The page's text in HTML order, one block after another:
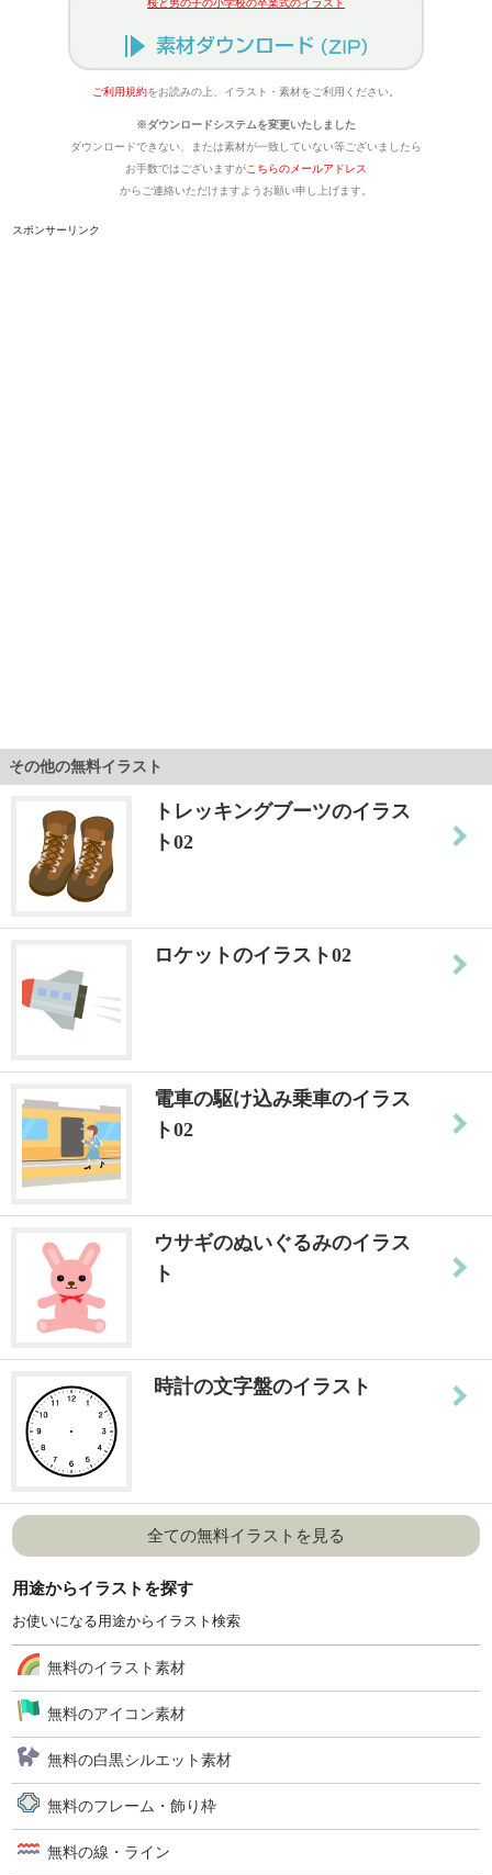
ご利用規約をお読みの上、イラスト・素材をご利用ください。
※ダウンロードシステムを変更いたしました
ダウンロードできない、または素材が一致していない等ございましたら
お手数ではございますがこちらのメールアドレス
からご連絡いただけますようお願い申し上げます。
スポンサーリンク
その他の無料イラスト
トレッキングブーツのイラス
ト02
ロケットのイラスト02
電車の駆け込み乗車のイラス
ト02
ウサギのぬいぐるみのイラス
ト
時計の文字盤のイラスト
全ての無料イラストを見る
用途からイラストを探す
お使いになる用途からイラスト検索
無料のイラスト素材
無料のアイコン素材
無料の白黒シルエット素材
無料のフレーム・飾り枠
無料の線・ライン